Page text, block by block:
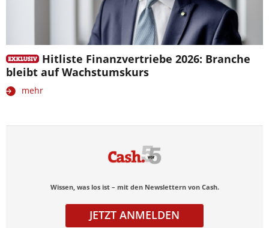
Hitliste Finanzvertriebe 2026: Branche
bleibt auf Wachstumskurs
mehr
Wissen, was los ist – mit den Newslettern von Cash.
JETZT ANMELDEN